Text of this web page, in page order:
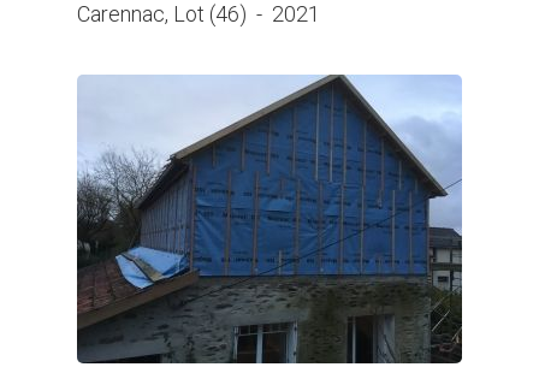
Carennac, Lot (46) - 2021